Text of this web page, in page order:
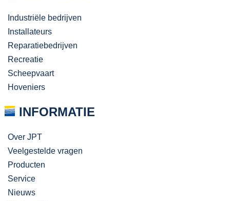
Industriële bedrijven
Installateurs
Reparatiebedrijven
Recreatie
Scheepvaart
Hoveniers
INFORMATIE
Over JPT
Veelgestelde vragen
Producten
Service
Nieuws